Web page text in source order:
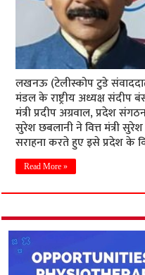
लखनऊ (टेलीस्कोप टुडे
मंडल के राष्ट्रीय अध्यक्ष संदीप
मंत्री प्रदीप अग्रवाल, प्रदेश
सुरेश छबलानी ने वित्त मंत्री
सराहना करते हुए इसे प्रदेश के
Read More »